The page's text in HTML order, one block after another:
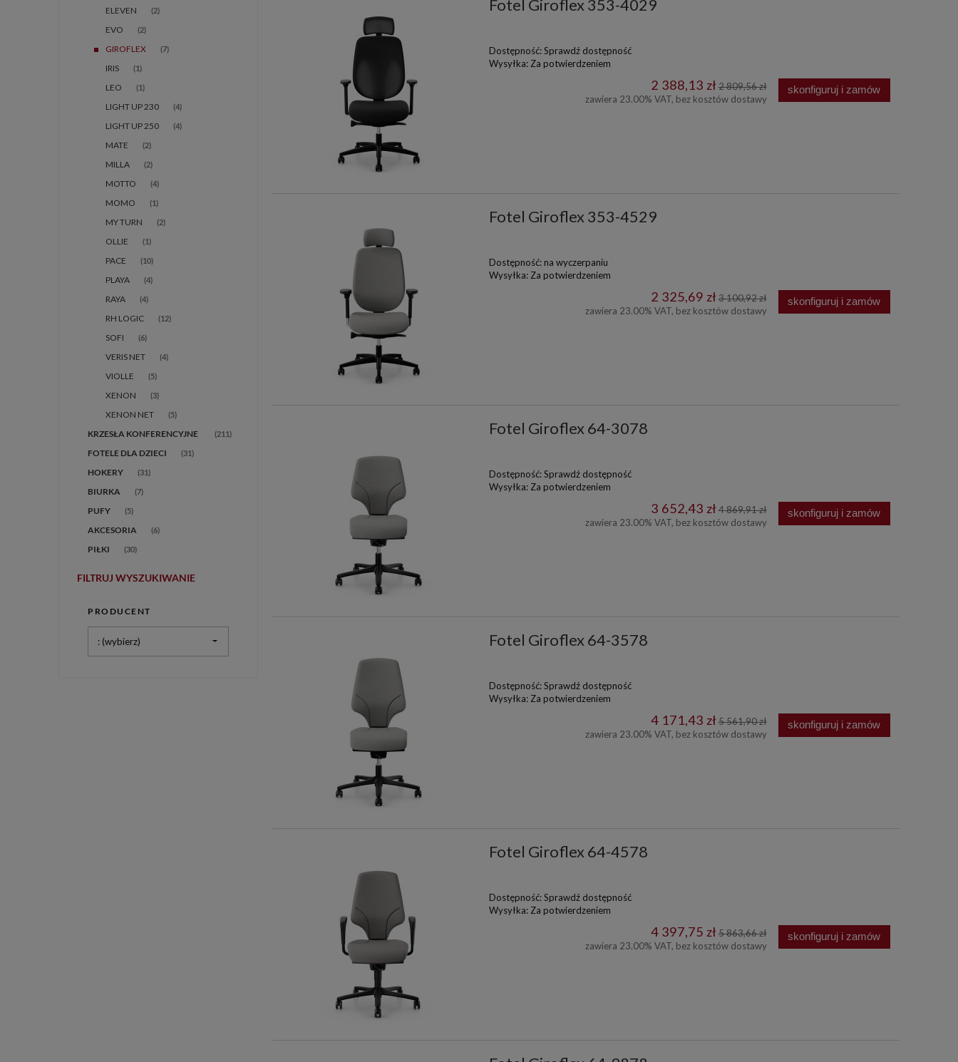
ELEVEN (2)
EVO (2)
GIROFLEX (7)
IRIS (1)
LEO (1)
LIGHT UP 230 (4)
LIGHT UP 250 (4)
MATE (2)
MILLA (2)
MOTTO (4)
MOMO (1)
MY TURN (2)
OLLIE (1)
PACE (10)
PLAYA (4)
RAYA (4)
RH LOGIC (12)
SOFI (6)
VERIS NET (4)
VIOLLE (5)
XENON (3)
XENON NET (5)
(211)
FOTELE DLA DZIECI (31)
HOKERY (31)
BIURKA (7)
PUFY (5)
AKCESORIA (6)
PIŁKI (30)
FILTRUJ WYSZUKIWANIE
PRODUCENT
: (wybierz)
Fotel Giroflex 353-4029
Dostępność: Sprawdź dostępność
Wysyłka: Za potwierdzeniem
2 388,13 zł 2 809,56 zł
zawiera 23.00% VAT, bez kosztów dostawy
skonfiguruj i zamów
Fotel Giroflex 353-4529
Dostępność: na wyczerpaniu
Wysyłka: Za potwierdzeniem
2 325,69 zł 3 100,92 zł
zawiera 23.00% VAT, bez kosztów dostawy
skonfiguruj i zamów
Fotel Giroflex 64-3078
Dostępność: Sprawdź dostępność
Wysyłka: Za potwierdzeniem
3 652,43 zł 4 869,91 zł
zawiera 23.00% VAT, bez kosztów dostawy
skonfiguruj i zamów
Fotel Giroflex 64-3578
Dostępność: Sprawdź dostępność
Wysyłka: Za potwierdzeniem
4 171,43 zł 5 561,90 zł
zawiera 23.00% VAT, bez kosztów dostawy
skonfiguruj i zamów
Fotel Giroflex 64-4578
Dostępność: Sprawdź dostępność
Wysyłka: Za potwierdzeniem
4 397,75 zł 5 863,66 zł
zawiera 23.00% VAT, bez kosztów dostawy
skonfiguruj i zamów